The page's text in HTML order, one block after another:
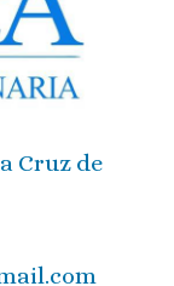
Cruz de